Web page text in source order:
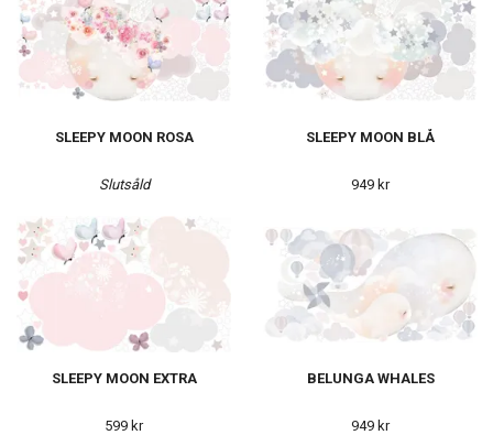
SLEEPY MOON ROSA
Slutsåld
SLEEPY MOON BLÅ
949 kr
SLEEPY MOON EXTRA
599 kr
BELUNGA WHALES
949 kr